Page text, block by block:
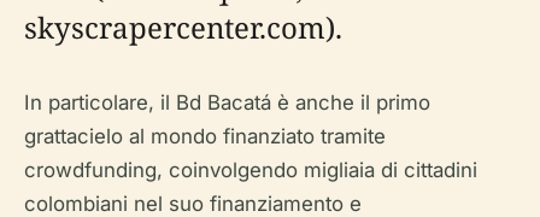
skyscrapercenter.com).
In particolare, il Bd Bacatá è anche il primo
grattacielo al mondo finanziato tramite
crowdfunding, coinvolgendo migliaia di cittadini
colombiani nel suo finanziamento e